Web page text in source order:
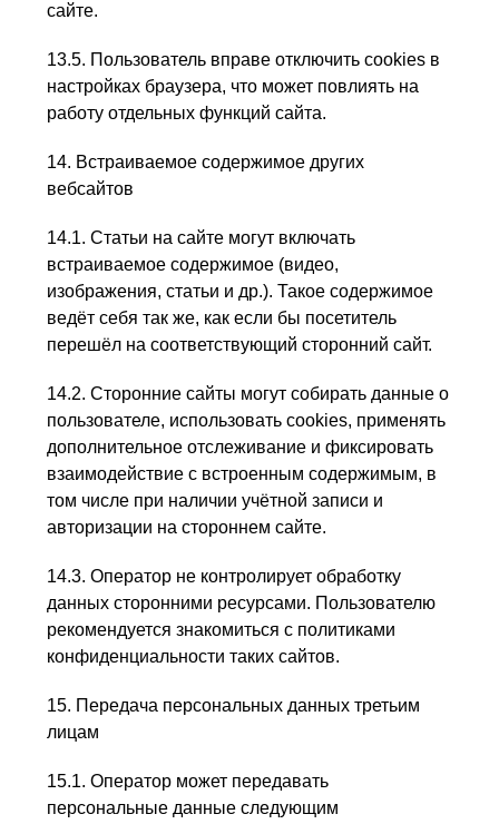
сайте.
13.5. Пользователь вправе отключить cookies в
настройках браузера, что может повлиять на
работу отдельных функций сайта.
14. Встраиваемое содержимое других
вебсайтов
14.1. Статьи на сайте могут включать
встраиваемое содержимое (видео,
изображения, статьи и др.). Такое содержимое
ведёт себя так же, как если бы посетитель
перешёл на соответствующий сторонний сайт.
14.2. Сторонние сайты могут собирать данные о
пользователе, использовать cookies, применять
дополнительное отслеживание и фиксировать
взаимодействие с встроенным содержимым, в
том числе при наличии учётной записи и
авторизации на стороннем сайте.
14.3. Оператор не контролирует обработку
данных сторонними ресурсами. Пользователю
рекомендуется знакомиться с политиками
конфиденциальности таких сайтов.
15. Передача персональных данных третьим
лицам
15.1. Оператор может передавать
персональные данные следующим